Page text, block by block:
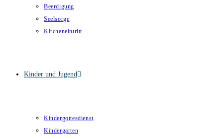
Beerdigung
Seelsorge
Kircheneintritt
Kinder und Jugend
Kindergottesdienst
Kindergarten